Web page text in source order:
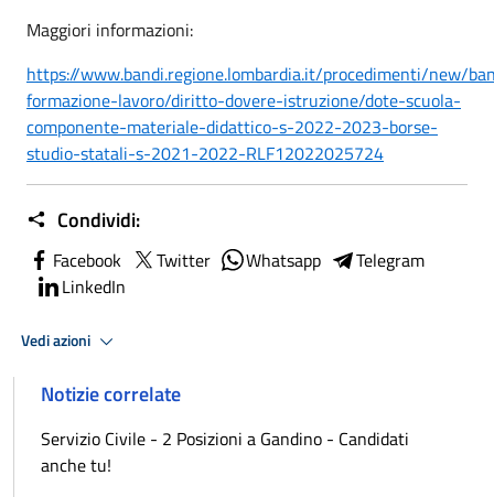
Maggiori informazioni:
https://www.bandi.regione.lombardia.it/procedimenti/new/
formazione-lavoro/diritto-dovere-istruzione/dote-scuola-
componente-materiale-didattico-s-2022-2023-borse-
studio-statali-s-2021-2022-RLF12022025724
Condividi:
Facebook Twitter Whatsapp
Telegram
LinkedIn
Vedi azioni
Notizie correlate
Servizio Civile - 2 Posizioni a Gandino - Candidati
anche tu!